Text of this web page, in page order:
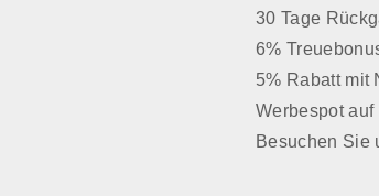
30 Tage
6%
5% Rabatt mit
Werbespot auf
Besuchen Sie